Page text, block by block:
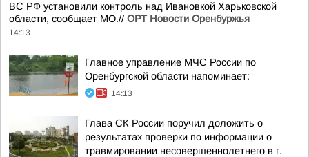
ВС РФ установили контроль над Ивановкой Харьковской
области, сообщает МО.// ОРТ Новости Оренбуржья
14:13
Главное управление МЧС России по
Оренбургской области напоминает:
14:13
Глава СК России поручил доложить о
результатах проверки по информации о
травмировании несовершеннолетнего в г.